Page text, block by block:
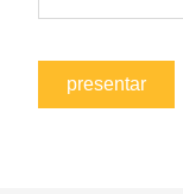
presentar